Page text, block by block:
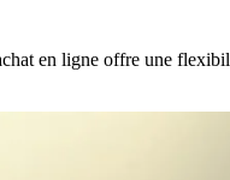
en ligne offre une